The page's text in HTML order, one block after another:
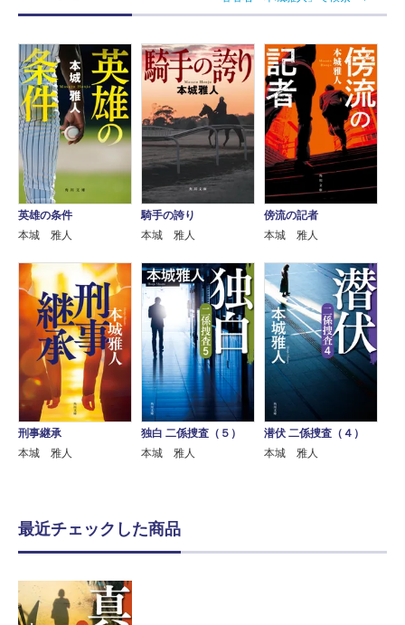
英雄の条件
本城 雅人
騎手の誇り
本城 雅人
傍流の記者
本城 雅人
刑事継承
本城 雅人
独白 二係捜査（５）
本城 雅人
潜伏 二係捜査（４）
本城 雅人
最近チェックした商品